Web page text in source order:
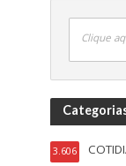
Clique
3.606